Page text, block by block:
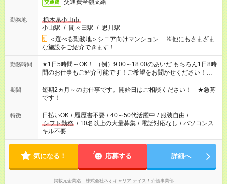
交通費 交通費全額支給
勤務地
栃木県小山市
小山駅 / 間々田駅 / 思川駅
＜選べる勤務地＞シニア向けマンション ※他にもさまざま
な施設をご紹介できます！
勤務時間
★1日5時間～OK！ （例）9:00～18:00のあいだ もちろん1日8時
間のお仕事もご紹介可能です！ご希望をお聞かせください！★家
庭の都合でお休みが必要な場合も遠慮なくご相談ください。 ※
週最低15時間以上の勤務が必要です
期間
短期2ヵ月～のお仕事です。開始日はご相談ください！ ★急募
です！
特徴 日払いOK / 履歴書不要 / 40～50代活躍中 / 服装自由 /
シフト勤務 / 10名以上の大量募集 / 電話対応なし / パソコンス
キル不要
気になる！ 応募する 詳細へ
掲載元企業名 株式会社ネオキャリア ナイス！介護事業部